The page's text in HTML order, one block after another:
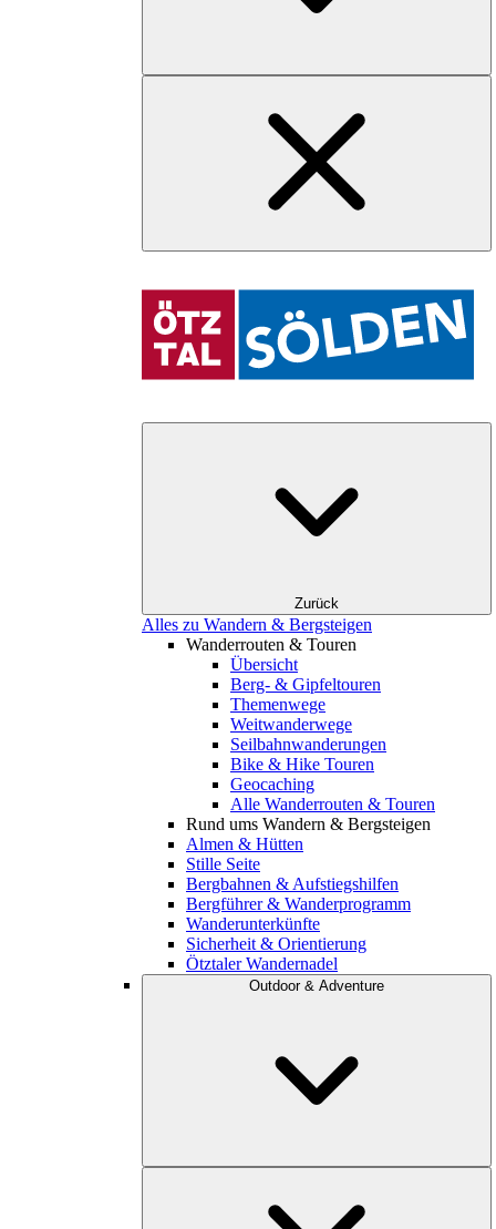
Zurück
Alles zu Wandern & Bergsteigen
Wanderrouten & Touren
Übersicht
Berg- & Gipfeltouren
Themenwege
Weitwanderwege
Seilbahnwanderungen
Bike & Hike Touren
Geocaching
Alle Wanderrouten & Touren
Rund ums Wandern & Bergsteigen
Almen & Hütten
Stille Seite
Bergbahnen & Aufstiegshilfen
Bergführer & Wanderprogramm
Wanderunterkünfte
Sicherheit & Orientierung
Ötztaler Wandernadel
Outdoor & Adventure